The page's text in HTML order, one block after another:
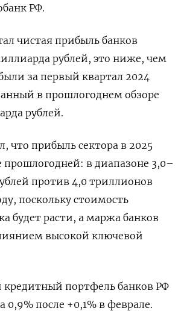
РФ.
чистая прибыль банков
рублей, это ниже, чем
за первый квартал 2024
в прошлогоднем обзоре
рублей.
что прибыль сектора в 2025
прошлогодней: в диапазоне 3,0–
против 4,0 триллионов
поскольку стоимость
будет расти, а маржа банков
высокой ключевой
портфель банков РФ
0,9% после +0,1% в феврале.